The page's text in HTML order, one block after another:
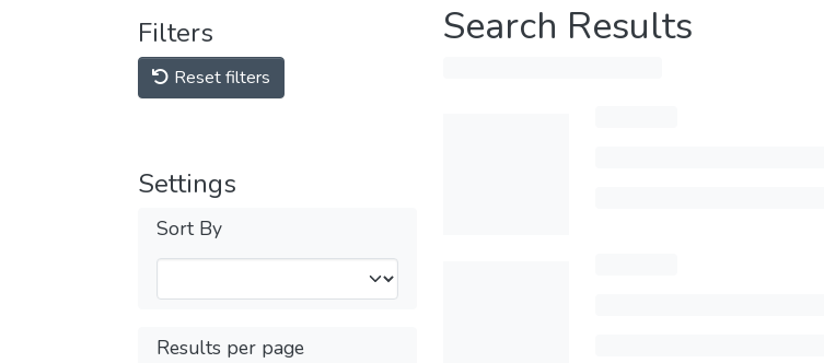
Filters
Reset filters
Settings
Sort By
Results per page
Search Results